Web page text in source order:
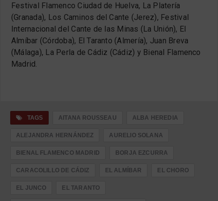
Festival Flamenco Ciudad de Huelva, La Platería
(Granada), Los Caminos del Cante (Jerez), Festival
Internacional del Cante de las Minas (La Unión), El
Almíbar (Córdoba), El Taranto (Almería), Juan Breva
(Málaga), La Perla de Cádiz (Cádiz) y Bienal Flamenco
Madrid.
TAGS AITANA ROUSSEAU ALBA HEREDIA
ALEJANDRA HERNÁNDEZ AURELIO SOLANA
BIENAL FLAMENCO MADRID BORJA EZCURRA
CARACOLILLO DE CÁDIZ EL ALMÍBAR EL CHORO
EL JUNCO EL TARANTO